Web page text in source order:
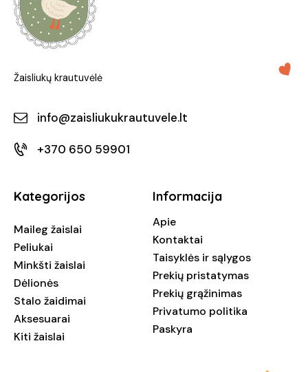
Žaisliukų krautuvėlė
info@zaisliukukrautuvele.lt
+370 650 59901
Kategorijos
Maileg žaislai
Peliukai
Minkšti žaislai
Dėlionės
Stalo žaidimai
Aksesuarai
Kiti žaislai
Informacija
Apie
Kontaktai
Taisyklės ir sąlygos
Prekių pristatymas
Prekių grąžinimas
Privatumo politika
Paskyra